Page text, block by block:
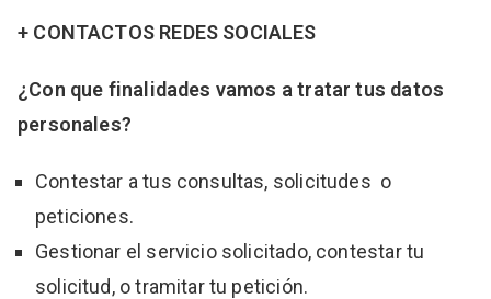
+ CONTACTOS REDES SOCIALES
¿Con que finalidades vamos a tratar tus datos
personales?
Contestar a tus consultas, solicitudes o
peticiones.
Gestionar el servicio solicitado, contestar tu
solicitud, o tramitar tu petición.